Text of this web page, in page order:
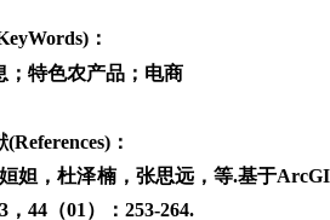
：
；特色农产品；电商
：
姮妲，杜泽楠，张思远，等.基于
，44（01）：253-264.